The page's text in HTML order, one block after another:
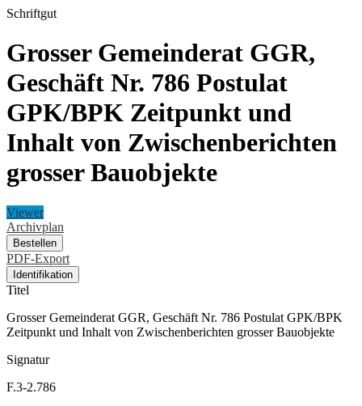
Schriftgut
Grosser Gemeinderat GGR,
Geschäft Nr. 786 Postulat
GPK/BPK Zeitpunkt und
Inhalt von Zwischenberichten
grosser Bauobjekte
Viewer
Archivplan
Bestellen
PDF-Export
Identifikation
Titel
Grosser Gemeinderat GGR, Geschäft Nr. 786 Postulat GPK/BPK
Zeitpunkt und Inhalt von Zwischenberichten grosser Bauobjekte
Signatur
F.3-2.786